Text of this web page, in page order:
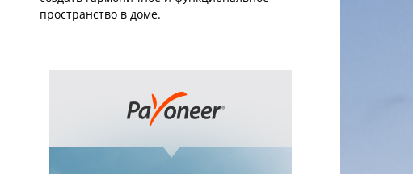
пространство в доме.